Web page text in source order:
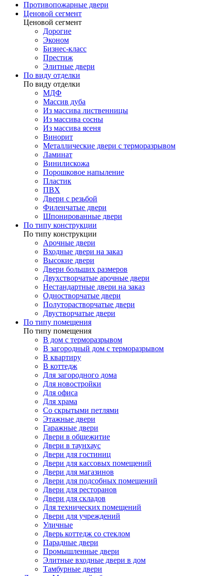
Противопожарные двери
Ценовой сегмент
Ценовой сегмент
Дорогие
Эконом
Бизнес-класс
Престиж
Элитные двери
По виду отделки
По виду отделки
МДФ
Массив дуба
Из массива лиственницы
Из массива сосны
Из массива ясеня
Винорит
Металлические двери с терморазрывом
Ламинат
Винилискожа
Порошковое напыление
Пластик
ПВХ
Двери с резьбой
Филенчатые двери
Шпонированные двери
По типу конструкции
По типу конструкции
Арочные двери
Входные двери на заказ
Высокие двери
Двери больших размеров
Двухстворчатые арочные двери
Нестандартные двери на заказ
Одностворчатые двери
Полуторастворчатые двери
Двустворчатые двери
По типу помещения
По типу помещения
В дом с терморазрывом
В загородный дом с терморазрывом
В квартиру
В коттедж
Для загородного дома
Для новостройки
Для офиса
Для храма
Со скрытыми петлями
Этажные двери
Гаражные двери
Двери в общежитие
Двери в таунхаус
Двери для гостиниц
Двери для кассовых помещений
Двери для магазинов
Двери для подсобных помещений
Двери для ресторанов
Двери для складов
Для технических помещений
Двери для учреждений
Уличные
Дверь коттедж со стеклом
Парадные двери
Промышленные двери
Элитные входные двери в дом
Тамбурные двери